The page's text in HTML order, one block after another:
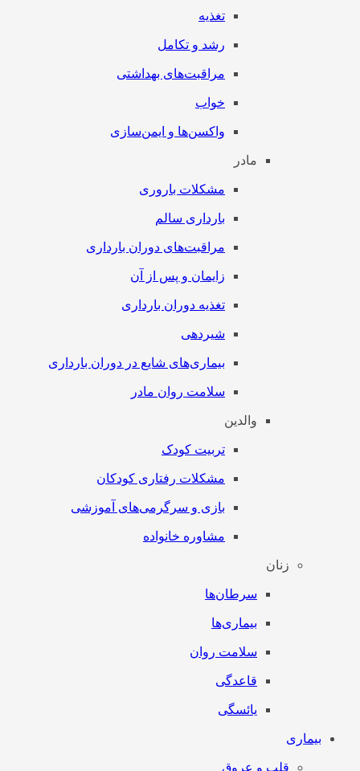
تغذیه
رشد و تکامل
مراقبت‌های بهداشتی
خواب
واکسن‌ها و ایمن‌سازی
مادر
مشکلات باروری
بارداری سالم
مراقبت‌های دوران بارداری
زایمان و پس از آن
تغذیه دوران بارداری
شیردهی
بیماری‌های شایع در دوران بارداری
سلامت روان مادر
والدین
تربیت کودک
مشکلات رفتاری کودکان
بازی و سرگرمی‌های آموزشی
مشاوره خانواده
زنان
سرطان‌‌ها
بیماری‌ها
سلامت روان
قاعدگی
یائسگی
بیماری
قلب و عروق